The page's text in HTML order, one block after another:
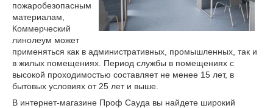
пожаробезопасным
материалам,
Коммерческий
линолеум может
применяться как в административных, промышленных, так и
в жилых помещениях. Период службы в помещениях с
высокой проходимостью составляет не менее 15 лет, в
бытовых условиях от 25 лет и выше.
В интернет-магазине Проф Сауда вы найдете широкий